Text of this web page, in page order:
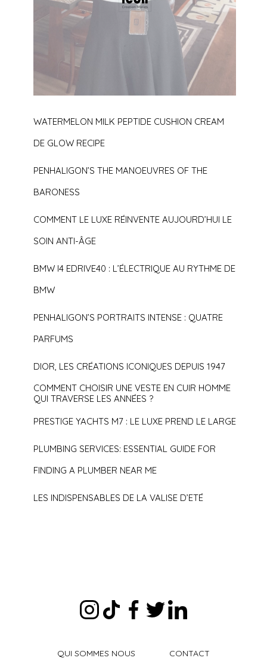
WATERMELON MILK PEPTIDE CUSHION CREAM
DE GLOW RECIPE
PENHALIGON’S THE MANOEUVRES OF THE
BARONESS
COMMENT LE LUXE RÉINVENTE AUJOURD’HUI LE
SOIN ANTI-ÂGE
BMW I4 EDRIVE40 : L’ÉLECTRIQUE AU RYTHME DE
BMW
PENHALIGON’S PORTRAITS INTENSE : QUATRE
PARFUMS
DIOR, LES CRÉATIONS ICONIQUES DEPUIS 1947
COMMENT CHOISIR UNE VESTE EN CUIR HOMME
QUI TRAVERSE LES ANNÉES ?
PRESTIGE YACHTS M7 : LE LUXE PREND LE LARGE
PLUMBING SERVICES: ESSENTIAL GUIDE FOR
FINDING A PLUMBER NEAR ME
LES INDISPENSABLES DE LA VALISE D’ETÉ
QUI SOMMES NOUS
CONTACT